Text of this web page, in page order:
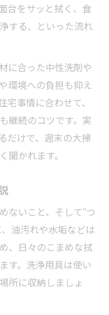
台をサッと拭く、食
する、といった流れ
に合った中性洗剤や
環境への負担も抑え
事情に合わせて、
継続のコツです。実
だけで、週末の大掃
聞かれます。
ないこと、そして“つ
油汚れや水垢などは
、日々のこまめな拭
す。洗浄用具は使い
所に収納しましょ